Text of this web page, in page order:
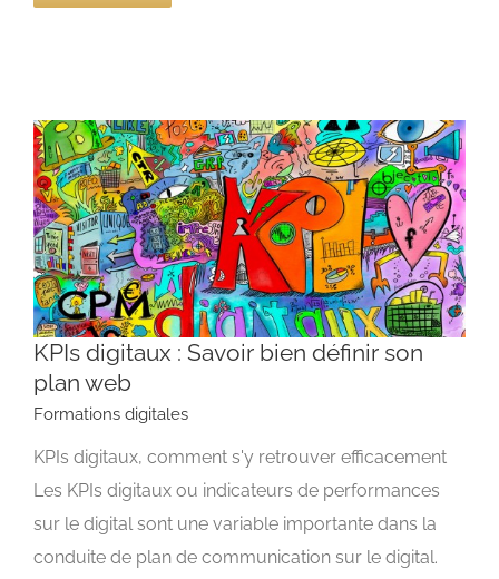
KPIs digitaux : Savoir bien définir son plan web
Formations digitales
KPIs digitaux : Savoir bien définir son
plan web
Formations digitales
KPIs digitaux, comment s'y retrouver efficacement
Les KPIs digitaux ou indicateurs de performances
sur le digital sont une variable importante dans la
conduite de plan de communication sur le digital.